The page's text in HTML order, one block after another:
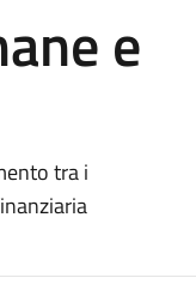
e
tra i